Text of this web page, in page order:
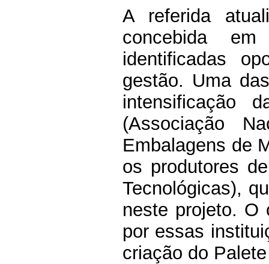
A referida
concebida
identificadas
gestão. Uma
intensificação
(Associação
Embalagens de
os produtores
Tecnológicas),
neste projeto. O
por essas
criação do